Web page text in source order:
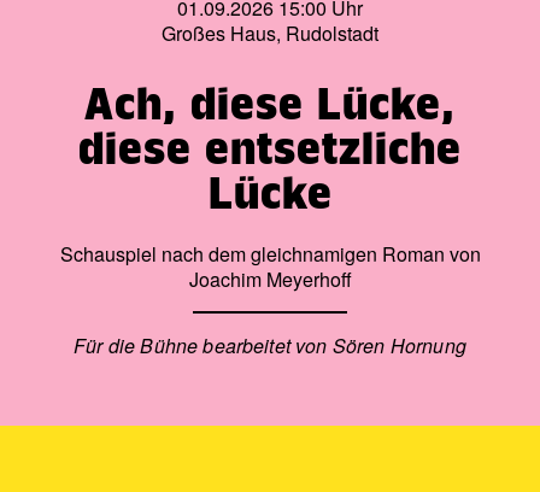
Coelho, Geiger aus den Reihen der Berliner
Philharmoniker, und der uns schon bekannten
brasilianischen Dirigentin Ligia Amadio.
01.09.2026 15:00 Uhr
Großes Haus, Rudolstadt
Ach, diese Lücke,
diese entsetzliche
Lücke
Schauspiel nach dem gleichnamigen Roman von
Joachim Meyerhoff
Für die Bühne bearbeitet von Sören Hornung